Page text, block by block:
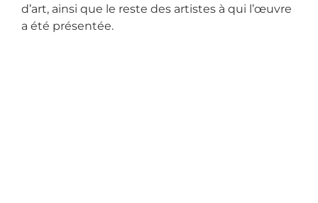
d’art, ainsi que le reste des artistes à qui l’œuvre
a été présentée.